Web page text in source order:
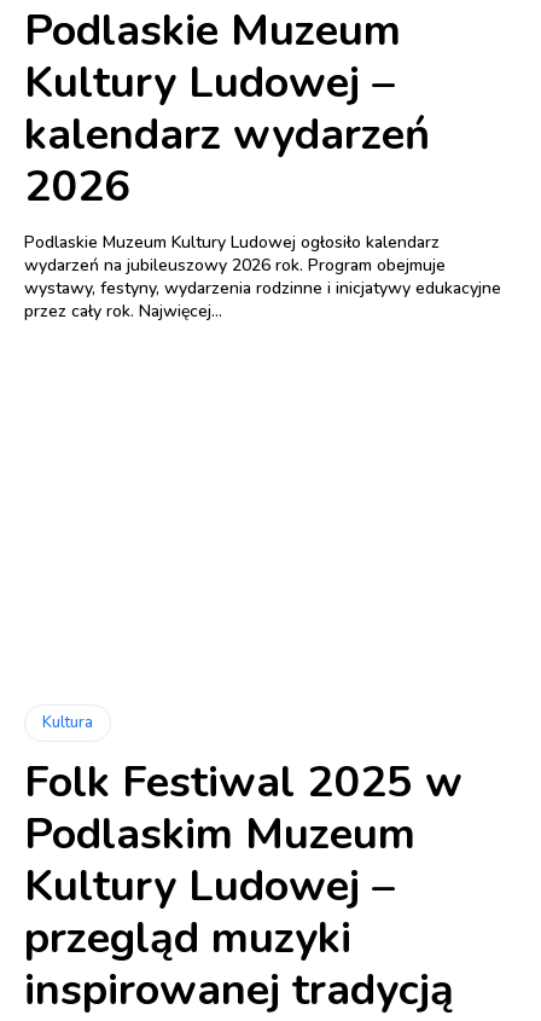
Podlaskie Muzeum
Kultury Ludowej –
kalendarz wydarzeń
2026
Podlaskie Muzeum Kultury Ludowej ogłosiło kalendarz
wydarzeń na jubileuszowy 2026 rok. Program obejmuje
wystawy, festyny, wydarzenia rodzinne i inicjatywy edukacyjne
przez cały rok. Najwięcej...
Kultura
Folk Festiwal 2025 w
Podlaskim Muzeum
Kultury Ludowej –
przegląd muzyki
inspirowanej tradycją